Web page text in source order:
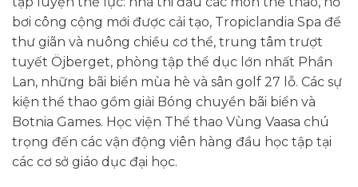
bơi công cộng mới được cải tạo, Tropiclandia Spa để
thư giãn và nuông chiều cơ thể, trung tâm trượt
tuyết Öjberget, phòng tập thể dục lớn nhất Phần
Lan, những bãi biển mùa hè và sân golf 27 lỗ. Các sự
kiện thể thao gồm giải Bóng chuyền bãi biển và
Botnia Games. Học viện Thể thao Vùng Vaasa chú
trọng đến các vận động viên hàng đầu học tập tại
các cơ sở giáo dục đại học.